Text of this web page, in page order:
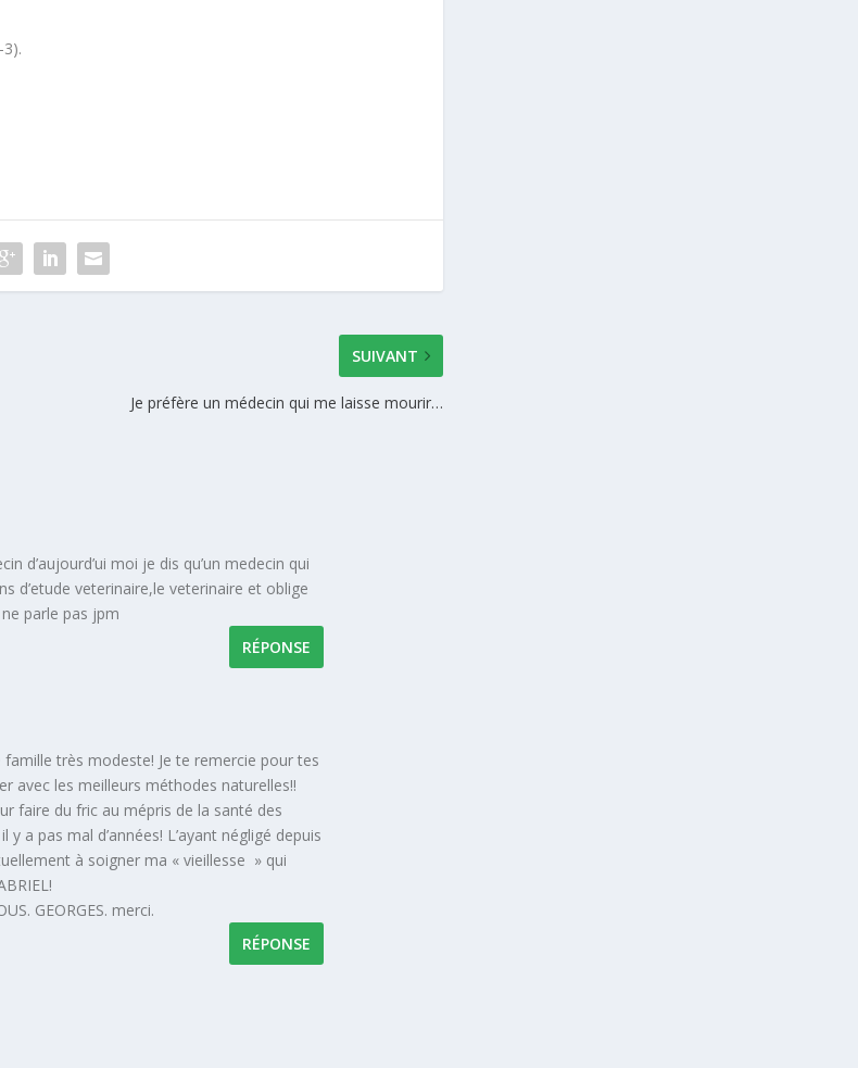
SUIVANT
Je préfère un médecin qui me laisse mourir…
d’aujourd’ui moi je dis qu’un medecin qui
d’etude veterinaire,le veterinaire et oblige
parle pas jpm
RÉPONSE
très modeste! Je te remercie pour tes
avec les meilleurs méthodes naturelles!!
faire du fric au mépris de la santé des
y a pas mal d’années! L’ayant négligé depuis
à soigner ma « vieillesse » qui
GEORGES. merci.
RÉPONSE